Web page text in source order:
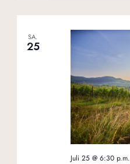
SA.
25
Juli 25 @ 6:30 p.m.